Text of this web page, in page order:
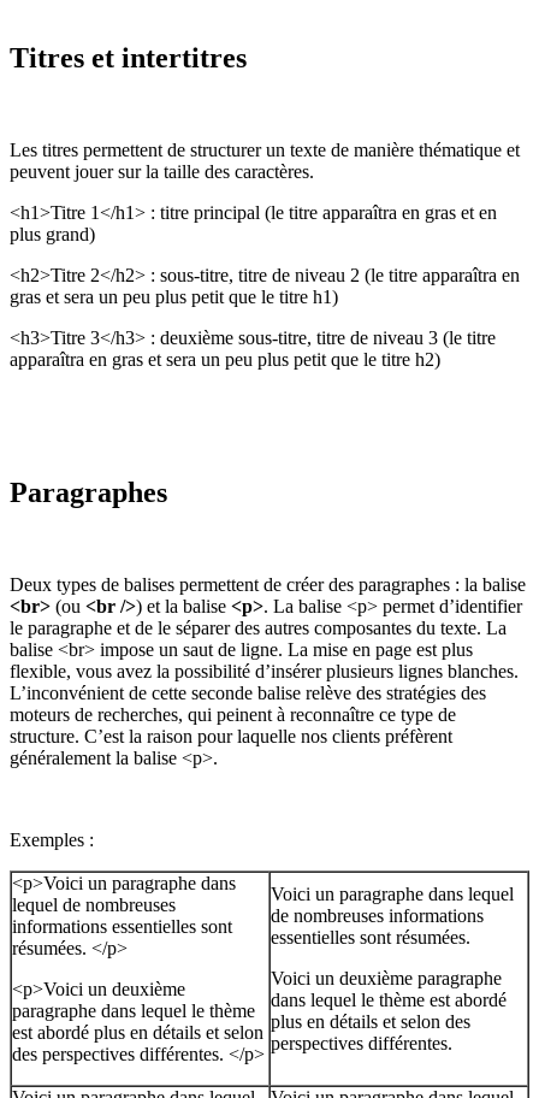
Titres et intertitres
Les titres permettent de structurer un texte de manière thématique et
peuvent jouer sur la taille des caractères.
<h1>Titre 1</h1> : titre principal (le titre apparaîtra en gras et en
plus grand)
<h2>Titre 2</h2> : sous-titre, titre de niveau 2 (le titre apparaîtra en
gras et sera un peu plus petit que le titre h1)
<h3>Titre 3</h3> : deuxième sous-titre, titre de niveau 3 (le titre
apparaîtra en gras et sera un peu plus petit que le titre h2)
Paragraphes
Deux types de balises permettent de créer des paragraphes : la balise
<br> (ou <br />) et la balise <p>. La balise <p> permet d’identifier
le paragraphe et de le séparer des autres composantes du texte. La
balise <br> impose un saut de ligne. La mise en page est plus
flexible, vous avez la possibilité d’insérer plusieurs lignes blanches.
L’inconvénient de cette seconde balise relève des stratégies des
moteurs de recherches, qui peinent à reconnaître ce type de
structure. C’est la raison pour laquelle nos clients préfèrent
généralement la balise <p>.
Exemples :
<p>Voici un paragraphe dans
lequel de nombreuses
informations essentielles sont
résumées. </p>
<p>Voici un deuxième
paragraphe dans lequel le thème
est abordé plus en détails et selon
des perspectives différentes. </p>
Voici un paragraphe dans lequel
de nombreuses informations
essentielles sont résumées.
Voici un deuxième paragraphe
dans lequel le thème est abordé
plus en détails et selon des
perspectives différentes.